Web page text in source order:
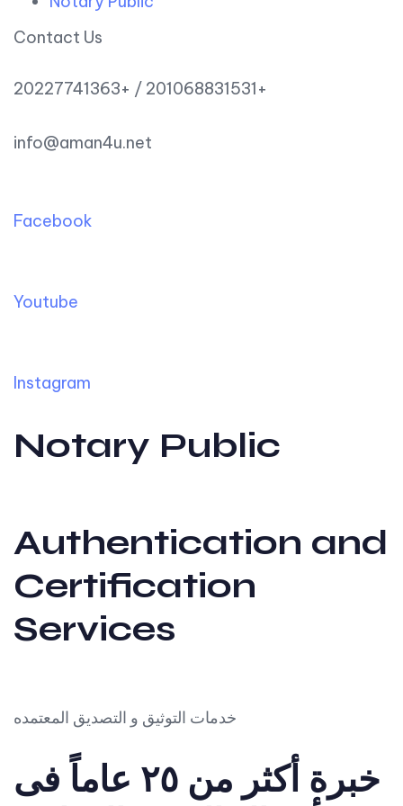
Contact Us
20227741363+ / 201068831531+
info@aman4u.net
Facebook
Youtube
Instagram
Notary Public
Authentication and
Certification
Services
خدمات التوثيق و التصديق المعتمده
خبرة أكثر من ٢٥ عاماً فى